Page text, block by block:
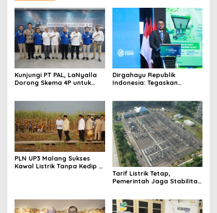
Kunjungi PT PAL, LaNyalla
Dorong Skema 4P untuk
Dirgahayu Republik
Indonesia: Tegaskan
Nasional
PLN UP3 Malang Sukses
Kawal Listrik Tanpa Kedip di
Tarif Listrik Tetap,
Pemerintah Jaga Stabilitas